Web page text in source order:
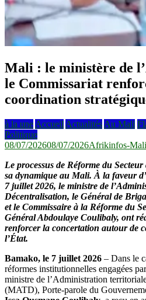
Mali : le ministère de
le Commissariat
coordination
à la une Accueil Actualités Au Mali
Politique
08/07/202608/07/2026Afrikinfos-Mali
Le processus de Réforme du
sa dynamique au Mali. À la faveur
7 juillet 2026, le ministre de
Décentralisation, le Général de
et le Commissaire à la Réforme du
Général Abdoulaye Coulibaly, ont
renforcer la concertation autour de
l’État.
Bamako, le 7 juillet 2026 – Dans le
réformes institutionnelles engagées
ministre de l’Administration
(MATD), Porte-parole du